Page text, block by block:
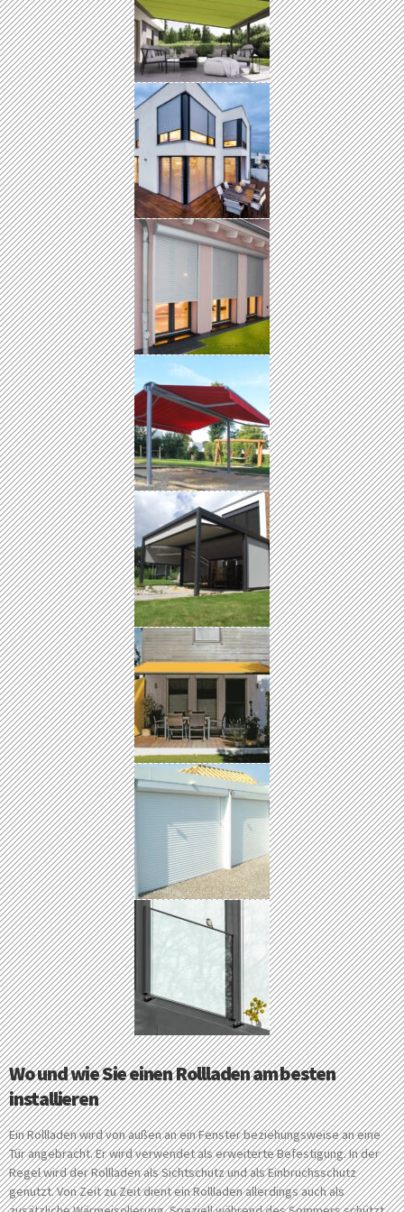
Wo und wie Sie einen Rollladen am besten
installieren
Ein Rollladen wird von außen an ein Fenster beziehungsweise an eine
Tür angebracht. Er wird verwendet als erweiterte Befestigung. In der
Regel wird der Rollladen als Sichtschutz und als Einbruchsschutz
genutzt. Von Zeit zu Zeit dient ein Rollladen allerdings auch als